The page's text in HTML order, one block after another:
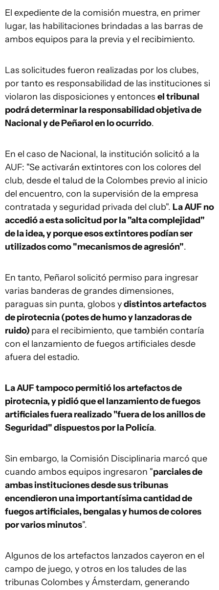
El expediente de la comisión muestra, en primer
lugar, las habilitaciones brindadas a las barras de
ambos equipos para la previa y el recibimiento.
Las solicitudes fueron realizadas por los clubes,
por tanto es responsabilidad de las instituciones si
violaron las disposiciones y entonces el tribunal
podrá determinar la responsabilidad objetiva de
Nacional y de Peñarol en lo ocurrido.
En el caso de Nacional, la institución solicitó a la
AUF: "Se activarán extintores con los colores del
club, desde el talud de la Colombes previo al inicio
del encuentro, con la supervisión de la empresa
contratada y seguridad privada del club". La AUF no
accedió a esta solicitud por la "alta complejidad"
de la idea, y porque esos extintores podían ser
utilizados como "mecanismos de agresión".
En tanto, Peñarol solicitó permiso para ingresar
varias banderas de grandes dimensiones,
paraguas sin punta, globos ydistintos artefactos
de pirotecnia (potes de humo y lanzadoras de
ruido) para el recibimiento, que también contaría
con el lanzamiento de fuegos artificiales desde
afuera del estadio.
La AUF tampoco permitió los artefactos de
pirotecnia, y pidió que el lanzamiento de fuegos
artificiales fuera realizado "fuera de los anillos de
Seguridad" dispuestos por la Policía.
Sin embargo, la Comisión Disciplinaria marcó que
cuando ambos equipos ingresaron "parciales de
ambas instituciones desde sus tribunas
encendieron una importantísima cantidad de
fuegos artificiales, bengalas y humos de colores
por varios minutos".
Algunos de los artefactos lanzados cayeron en el
campo de juego, y otros en los taludes de las
tribunas Colombes y Ámsterdam, generando